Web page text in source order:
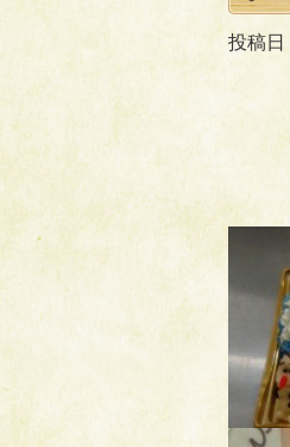
投稿日